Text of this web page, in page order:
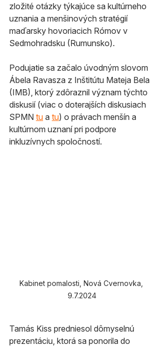
zložité otázky týkajúce sa kultúrneho
uznania a menšinových stratégií
maďarsky hovoriacich Rómov v
Sedmohradsku (Rumunsko).
Podujatie sa začalo úvodným slovom
Ábela Ravasza z Inštitútu Mateja Bela
(IMB), ktorý zdôraznil význam týchto
diskusií (viac o doterajších diskusiach
SPMN tu a tu) o právach menšín a
kultúrnom uznaní pri podpore
inkluzívnych spoločností.
Kabinet pomalosti, Nová Cvernovka,
9.7.2024
Tamás Kiss predniesol dômyselnú
prezentáciu, ktorá sa ponorila do